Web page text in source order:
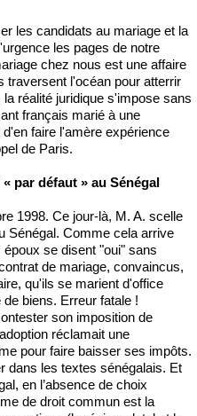
les candidats au mariage et la
les pages de notre
chez nous est une affaire
traversent l'océan pour atterrir
réalité juridique s'impose sans
français marié à une
faire l'amère expérience
de Paris.
par défaut » au Sénégal
1998. Ce jour-là, M. A. scelle
Sénégal. Comme cela arrive
se disent "oui" sans
de mariage, convaincus,
qu'ils se marient d'office
biens. Erreur fatale !
son imposition de
réclamait une
pour faire baisser ses impôts.
dans les textes sénégalais. Et
en l’absence de choix
de droit commun est la